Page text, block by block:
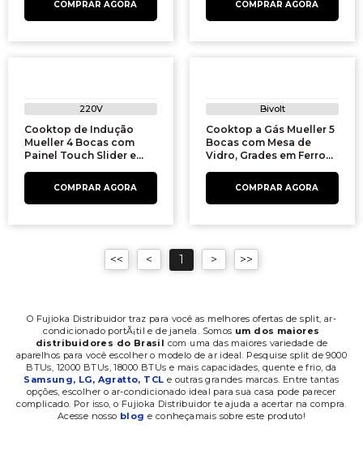
Superautomático,
601270001, Preto | Bivolt
220V
Cooktop de Indução
Mueller 4 Bocas com
Painel Touch Slider e
Bivolt
Cooktop a Gás Mueller 5
Bocas com Mesa de
Vidro, Grades em Ferro
1
O Fujioka Distribuidor traz para você as melhores ofertas de split, ar-
condicionado portÃ¡til e de janela. Somos um dos maiores
distribuidores do Brasil com uma das maiores variedade de
aparelhos para você escolher o modelo de ar ideal. Pesquise split de 9000
BTUs, 12000 BTUs, 18000 BTUs e mais capacidades, quente e frio, da
Samsung, LG, Agratto, TCL e outras grandes marcas. Entre tantas
opções, escolher o ar-condicionado ideal para sua casa pode parecer
complicado. Por isso, o Fujioka Distribuidor te ajuda a acertar na compra.
Acesse nosso blog e conheçamais sobre este produto!